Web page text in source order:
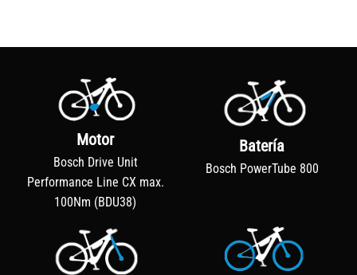
Motor
Bosch Drive Unit
Performance Line CX max.
100Nm (BDU38)
Batería
Bosch PowerTube 800